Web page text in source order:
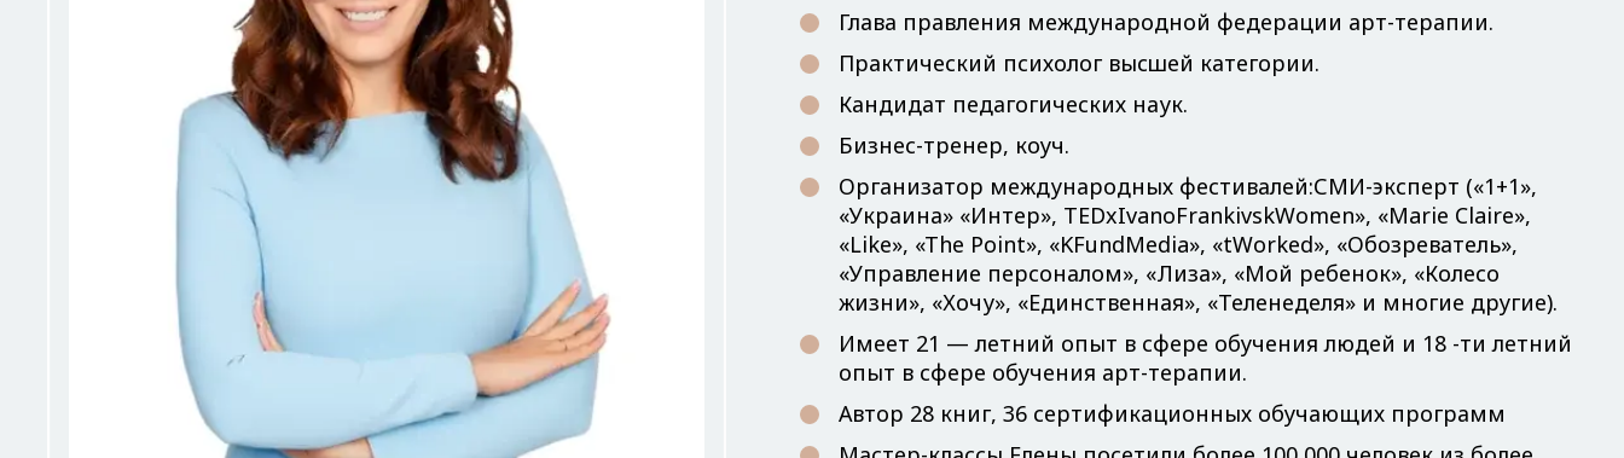
Глава правления международной федерации арт-терапии.
Практический психолог высшей категории.
Кандидат педагогических наук.
Бизнес-тренер, коуч.
Организатор международных фестивалей:СМИ-эксперт («1+1»,
«Украина» «Интер», TEDxIvanoFrankivskWomen», «Marie Claire»,
«Like», «The Point», «KFundMedia», «tWorked», «Обозреватель»,
«Управление персоналом», «Лиза», «Мой ребенок», «Колесо
жизни», «Хочу», «Единственная», «Теленеделя» и многие другие).
Имеет 21 — летний опыт в сфере обучения людей и 18 -ти летний
опыт в сфере обучения арт-терапии.
Автор 28 книг, 36 сертификационных обучающих программ